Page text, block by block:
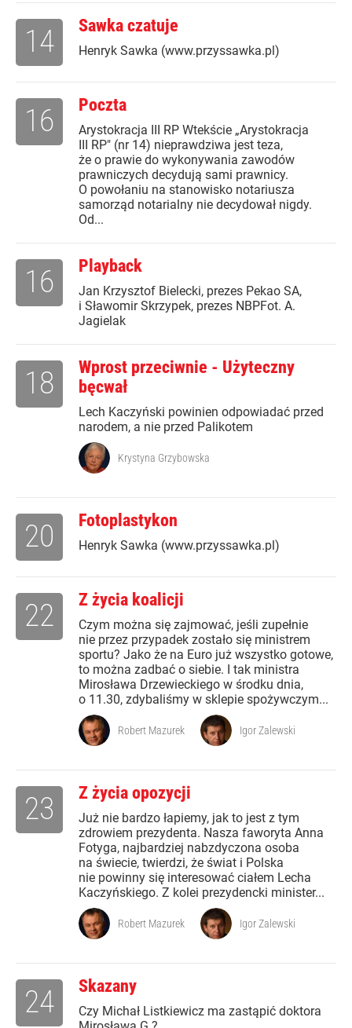
Sawka czatuje
Henryk Sawka (www.przyssawka.pl)
14
Poczta
Arystokracja III RP Wtekście „Arystokracja
III RP" (nr 14) nieprawdziwa jest teza,
że o prawie do wykonywania zawodów
prawniczych decydują sami prawnicy.
O powołaniu na stanowisko notariusza
samorząd notarialny nie decydował nigdy.
Od...
16
Playback
Jan Krzysztof Bielecki, prezes Pekao SA,
i Sławomir Skrzypek, prezes NBPFot. A.
Jagielak
16
Wprost przeciwnie - Użyteczny
bęcwał
Lech Kaczyński powinien odpowiadać przed
narodem, a nie przed Palikotem
18
Krystyna Grzybowska
Fotoplastykon
Henryk Sawka (www.przyssawka.pl)
20
Z życia koalicji
Czym można się zajmować, jeśli zupełnie
nie przez przypadek zostało się ministrem
sportu? Jako że na Euro już wszystko gotowe,
to można zadbać o siebie. I tak ministra
Mirosława Drzewieckiego w środku dnia,
o 11.30, zdybaliśmy w sklepie spożywczym...
22
Robert Mazurek Igor Zalewski
Z życia opozycji
Już nie bardzo łapiemy, jak to jest z tym
zdrowiem prezydenta. Nasza faworyta Anna
Fotyga, najbardziej nabzdyczona osoba
na świecie, twierdzi, że świat i Polska
nie powinny się interesować ciałem Lecha
Kaczyńskiego. Z kolei prezydencki minister...
23
Robert Mazurek Igor Zalewski
Skazany
Czy Michał Listkiewicz ma zastąpić doktora
24